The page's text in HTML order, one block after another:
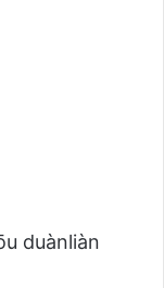
duànliàn